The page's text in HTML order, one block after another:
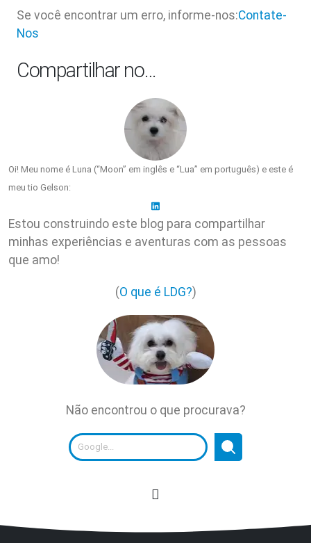
Se você encontrar um erro, informe-nos:Contate-
Nos
Compartilhar no…
Oi! Meu nome é Luna (“Moon” em inglês e “Lua” em português) e este é
meu tio Gelson:
Estou construindo este blog para compartilhar
minhas experiências e aventuras com as pessoas
que amo!
(O que é LDG?)
Não encontrou o que procurava?